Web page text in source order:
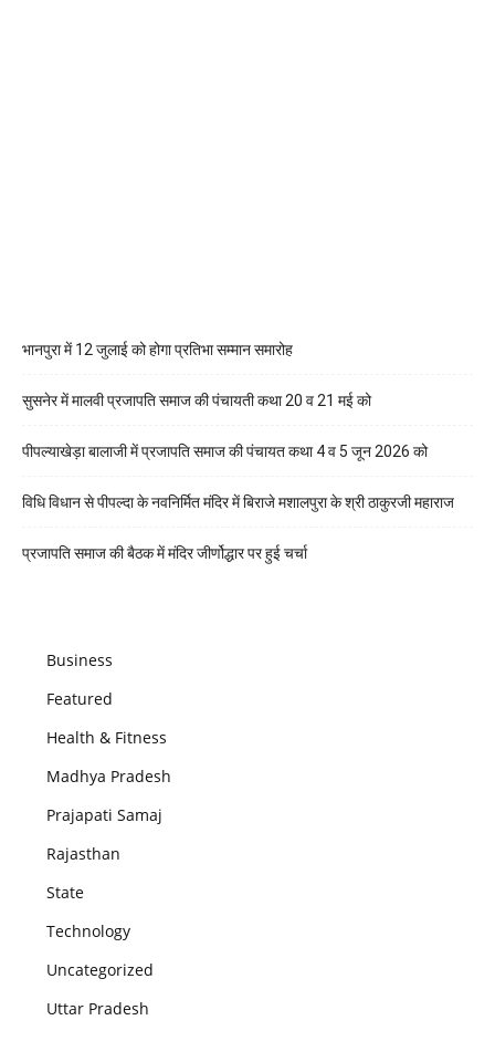
भानपुरा में 12 जुलाई को होगा प्रतिभा सम्मान समारोह
सुसनेर में मालवी प्रजापति समाज की पंचायती कथा 20 व 21 मई को
पीपल्याखेड़ा बालाजी में प्रजापति समाज की पंचायत कथा 4 व 5 जून 2026 को
विधि विधान से पीपल्दा के नवनिर्मित मंदिर में बिराजे मशालपुरा के श्री ठाकुरजी महाराज
प्रजापति समाज की बैठक में मंदिर जीर्णोद्धार पर हुई चर्चा
Business
Featured
Health & Fitness
Madhya Pradesh
Prajapati Samaj
Rajasthan
State
Technology
Uncategorized
Uttar Pradesh